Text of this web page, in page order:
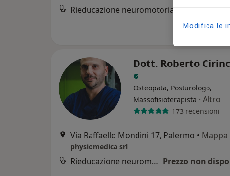
Rieducazione neuromotoria
Dott. Roberto
Osteopata, Posturologo,
Massofisioterapista · Altro
173 recensioni
Via Raffaello Mondini 17, Palermo • Mappa
physiomedica srl
Rieducazione neuromotoria Prezzo non
Modifica le